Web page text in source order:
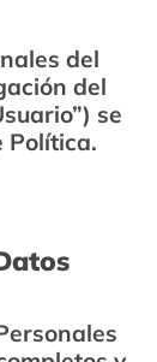
del
del
se
Política.